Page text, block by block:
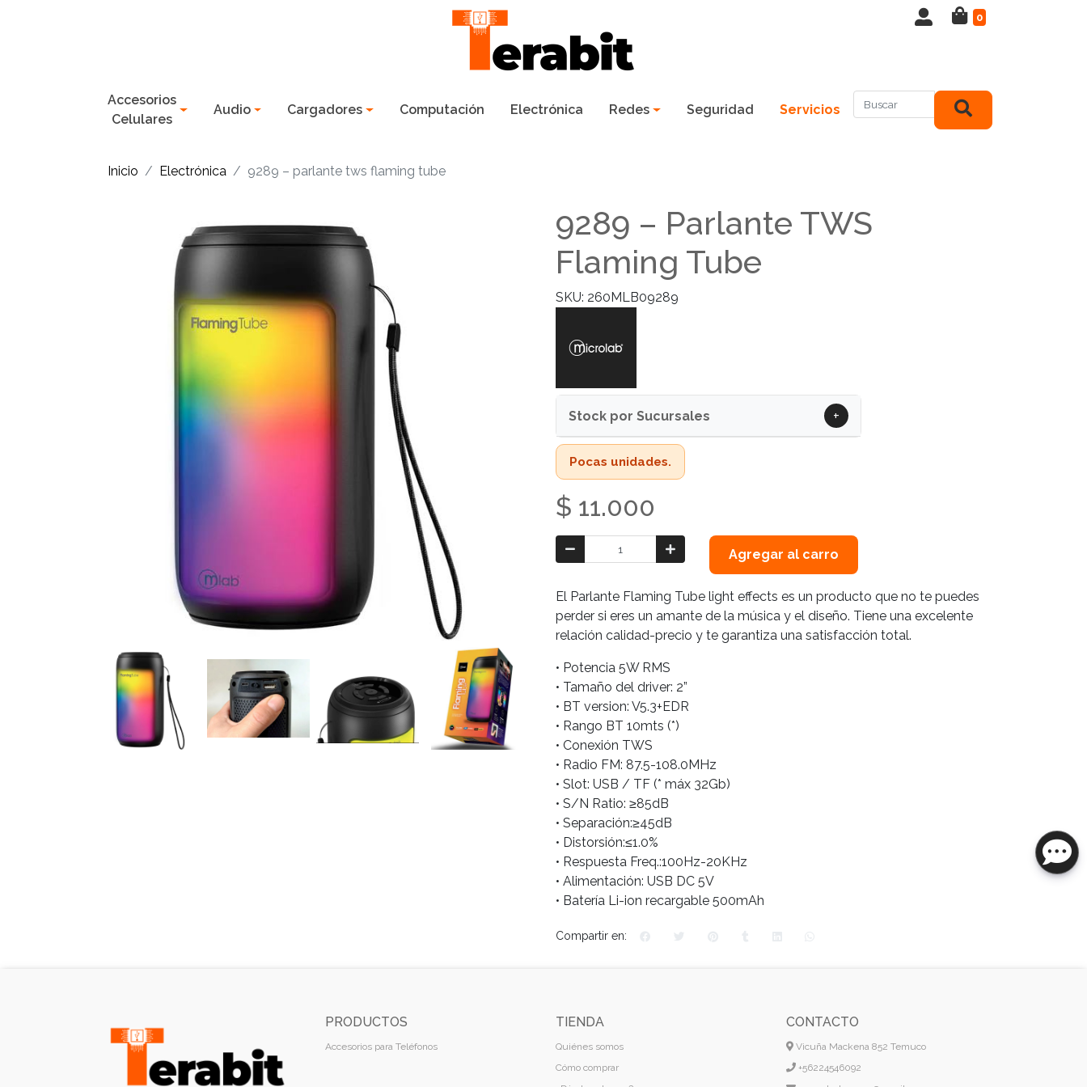
0
Accesorios
Celulares
Audio Cargadores Computación Electrónica Redes Seguridad Servicios
Inicio Electrónica 9289 – parlante tws flaming tube
9289 – Parlante TWS
Flaming Tube
SKU: 260MLB09289
Stock por Sucursales +
Pocas unidades.
$ 11.000
Agregar al carro
El Parlante Flaming Tube light effects es un producto que no te puedes
perder si eres un amante de la música y el diseño. Tiene una excelente
relación calidad-precio y te garantiza una satisfacción total.
• Potencia 5W RMS
• Tamaño del driver: 2”
• BT version: V5.3+EDR
• Rango BT 10mts (*)
• Conexión TWS
• Radio FM: 87.5-108.0MHz
• Slot: USB / TF (* máx 32Gb)
• S/N Ratio: ≥85dB
• Separación:≥45dB
• Distorsión:≤1.0%
• Respuesta Freq.:100Hz-20KHz
• Alimentación: USB DC 5V
• Batería Li-ion recargable 500mAh
Compartir en:
PRODUCTOS
Accesorios para Teléfonos
TIENDA
Quiénes somos
Cómo comprar
CONTACTO
Vicuña Mackena 852 Temuco
+56224546092